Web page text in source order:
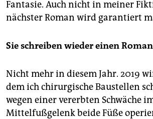
Fantasie. Auch nicht in meiner
nächster Roman wird garantiert
Sie schreiben wieder einen
Nicht mehr in diesem Jahr. 2019
dem ich chirurgische Baustellen
wegen einer vererbten Schwäche
Mittelfußgelenk beide Füße